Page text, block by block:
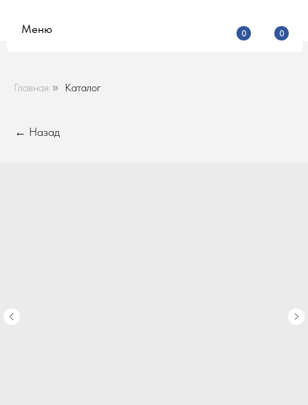
Главная » Каталог
← Назад